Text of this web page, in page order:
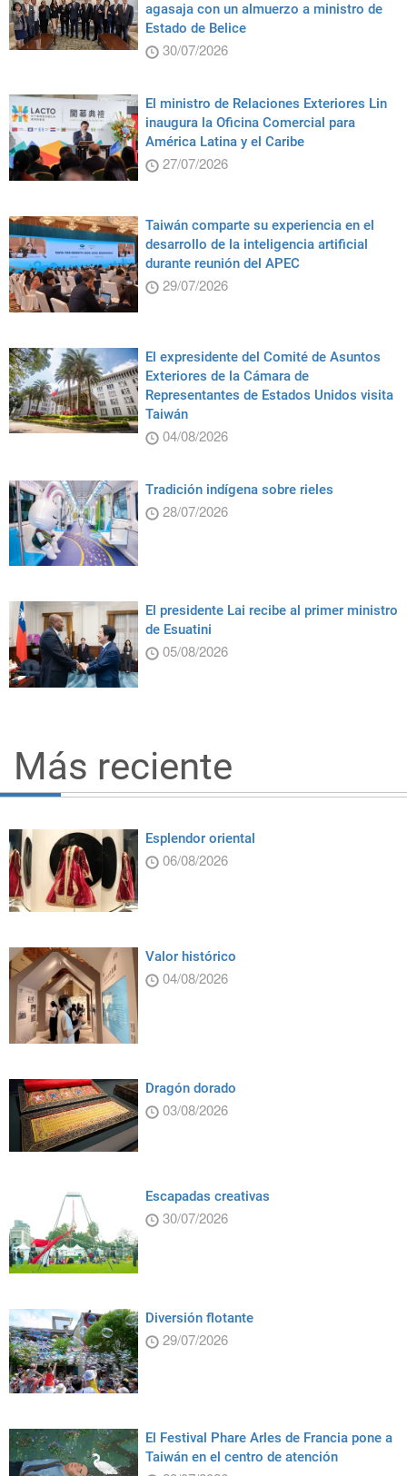
agasaja con un almuerzo a ministro de
Estado de Belice
30/07/2026
El ministro de Relaciones Exteriores Lin
inaugura la Oficina Comercial para
América Latina y el Caribe
27/07/2026
Taiwán comparte su experiencia en el
desarrollo de la inteligencia artificial
durante reunión del APEC
29/07/2026
El expresidente del Comité de Asuntos
Exteriores de la Cámara de
Representantes de Estados Unidos visita
Taiwán
04/08/2026
Tradición indígena sobre rieles
28/07/2026
El presidente Lai recibe al primer ministro
de Esuatini
05/08/2026
Más reciente
Esplendor oriental
06/08/2026
Valor histórico
04/08/2026
Dragón dorado
03/08/2026
Escapadas creativas
30/07/2026
Diversión flotante
29/07/2026
El Festival Phare Arles de Francia pone a
Taiwán en el centro de atención